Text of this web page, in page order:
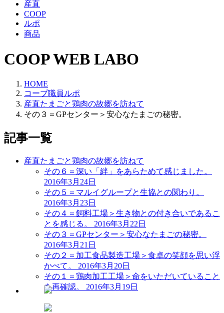
産直
COOP
ルポ
商品
COOP WEB LABO
HOME
コープ職員ルポ
産直たまごと鶏肉の故郷を訪ねて
その３＝GPセンター＞安心なたまごの秘密。
記事一覧
産直たまごと鶏肉の故郷を訪ねて
その６＝深い「絆」をあらためて感じました。
2016年3月24日
その５＝マルイグループと生協との関わり。
2016年3月23日
その４＝飼料工場＞生き物との付き合いであるこ
とを感じる。
2016年3月22日
その３＝GPセンター＞安心なたまごの秘密。
2016年3月21日
その２＝加工食品製造工場＞食卓の笑顔を思い浮
かべて。
2016年3月20日
その１＝鶏肉加工工場＞命をいただいていること
を再確認。
2016年3月19日